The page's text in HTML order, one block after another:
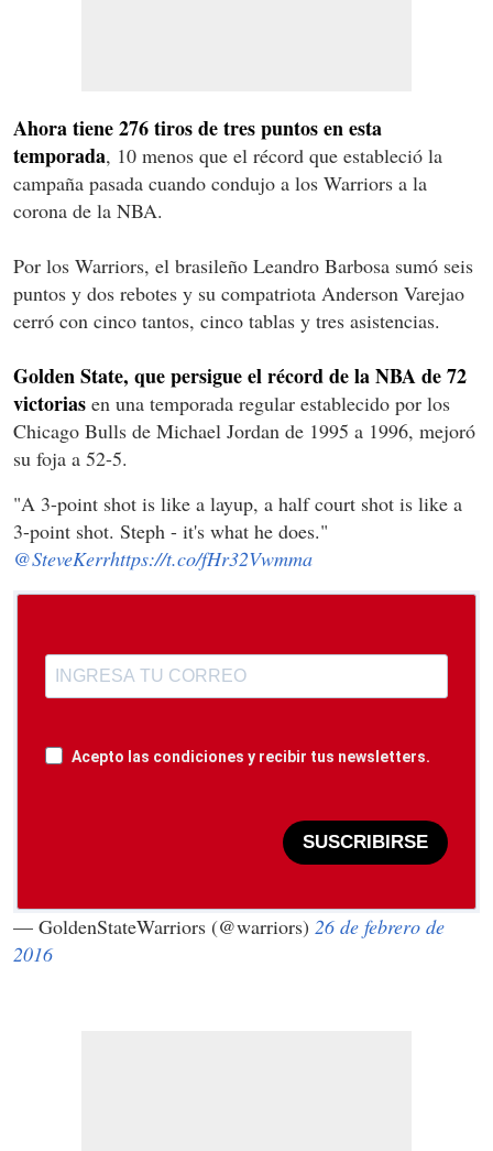
Ahora tiene 276 tiros de tres puntos en esta
temporada, 10 menos que el récord que estableció la
campaña pasada cuando condujo a los Warriors a la
corona de la NBA.
Por los Warriors, el brasileño Leandro Barbosa sumó seis
puntos y dos rebotes y su compatriota Anderson Varejao
cerró con cinco tantos, cinco tablas y tres asistencias.
Golden State, que persigue el récord de la NBA de 72
victorias en una temporada regular establecido por los
Chicago Bulls de Michael Jordan de 1995 a 1996, mejoró
su foja a 52-5.
"A 3-point shot is like a layup, a half court shot is like a
3-point shot. Steph - it's what he does."
@SteveKerrhttps://t.co/fHr32Vwmma
Acepto las condiciones y recibir tus newsletters.
SUSCRIBIRSE
— GoldenStateWarriors (@warriors) 26 de febrero de
2016